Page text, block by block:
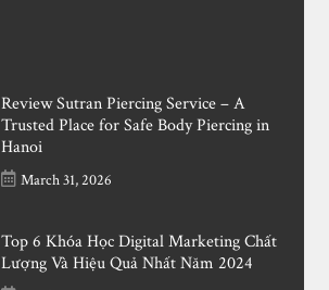
Review Sutran Piercing Service – A
Trusted Place for Safe Body Piercing in
Hanoi
March 31, 2026
Top 6 Khóa Học Digital Marketing Chất
Lượng Và Hiệu Quả Nhất Năm 2024